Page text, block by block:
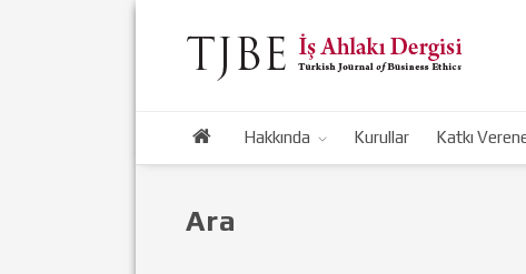
Hakkında Kurullar Katkı
Ara